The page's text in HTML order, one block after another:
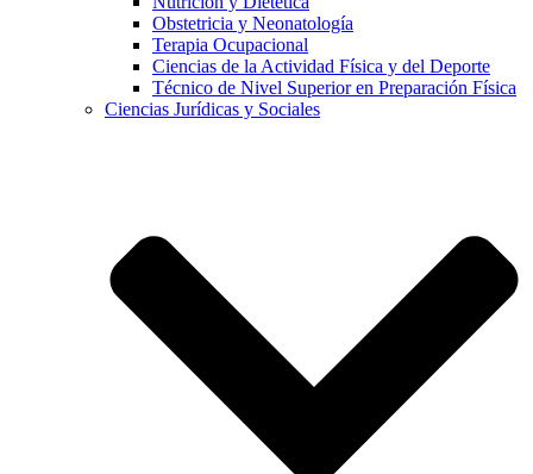
Obstetricia y Neonatología
Terapia Ocupacional
Ciencias de la Actividad Física y del Deporte
Técnico de Nivel Superior en Preparación Física
Ciencias Jurídicas y Sociales